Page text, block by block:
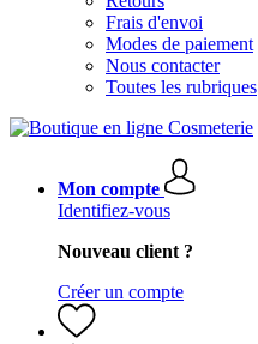
Frais d'envoi
Modes de paiement
Nous contacter
Toutes les rubriques
Mon compte
Identifiez-vous
Nouveau client ?
Créer un compte